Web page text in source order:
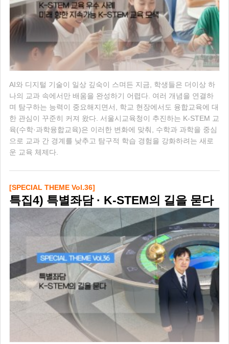
AI와 디지털 기술이 일상 깊숙이 스며든 지금, 학생들은 더이상 하
나의 교과 속에서만 배움을 완성하기 어렵다. 여러 개념을 연결하
며 탐구하는 능력이 중요해지면서, 학교 현장에서도 융합교육에 대
한 관심이 꾸준히 커져 왔다. 서울시교육청이 추진하는 K-STEM 교
육(수학·과학융합교육)은 이러한 변화에 맞춰, 수학과 과학을 중심
으로 교과 간 경계를 낮추고 탐구적 학습 경험을 강화하려는 새로
운 교육 체제다.
[SPECIAL THEME Vol.36]
특집4) 특별좌담 · K-STEM의 길을 묻다